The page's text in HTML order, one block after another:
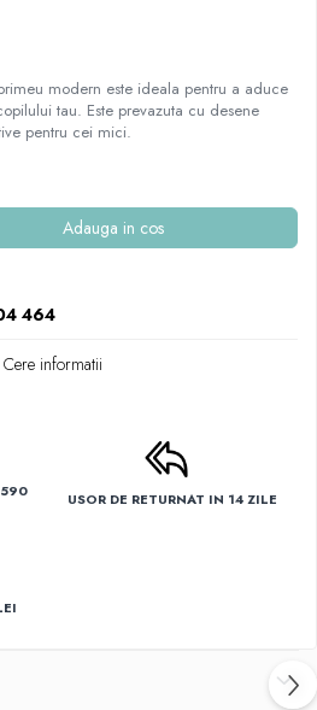
modern este ideala pentru a aduce
tau. Este prevazuta cu desene
pentru cei mici.
Adauga in cos
464
Cere informatii
590
USOR DE RETURNAT IN 14 ZILE